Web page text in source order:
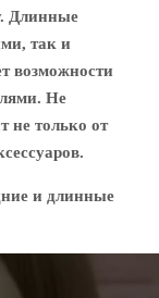
Длинные
так и
возможности
Не
не только от